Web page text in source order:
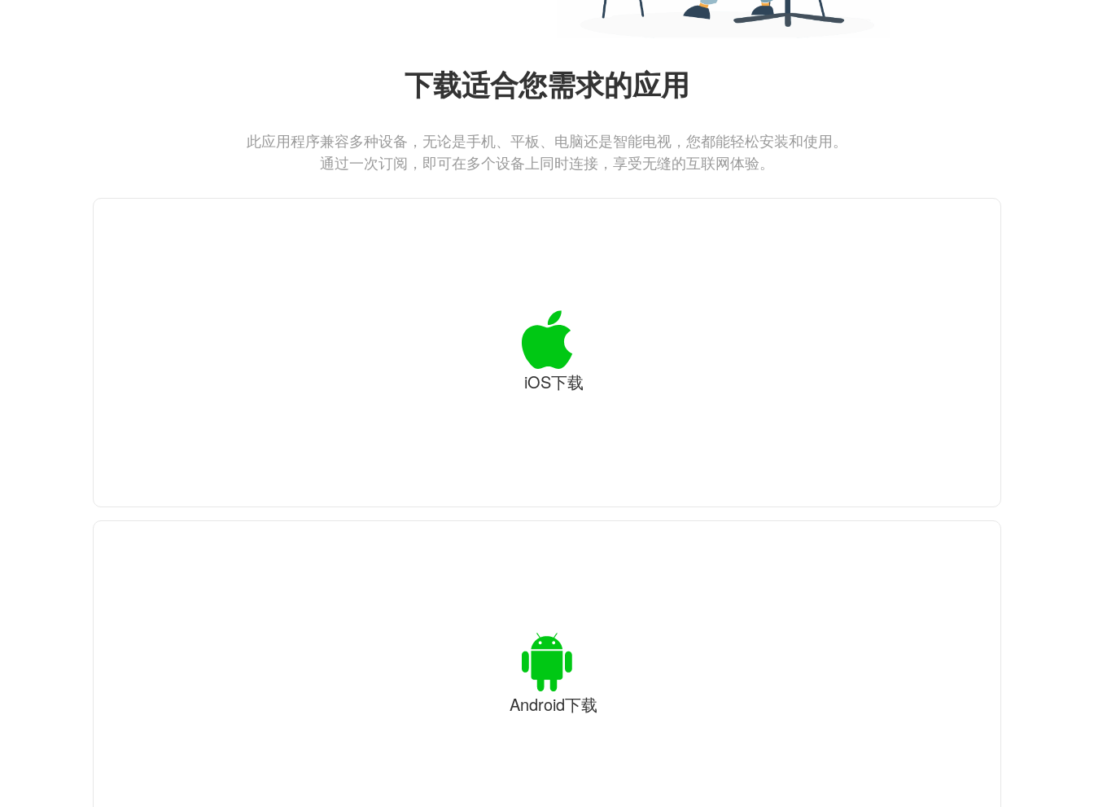
下载适合您需求的应用
此应用程序兼容多种设备，无论是手机、平板、电脑还是智能电视，您都能轻松安装和使用。
通过一次订阅，即可在多个设备上同时连接，享受无缝的互联网体验。
iOS下载
Android下载